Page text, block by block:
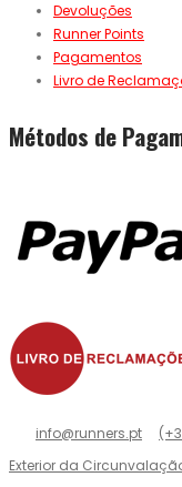
Devoluções
Runner Points
Pagamentos
Livro de
Métodos de
info@runners.pt
Exterior da